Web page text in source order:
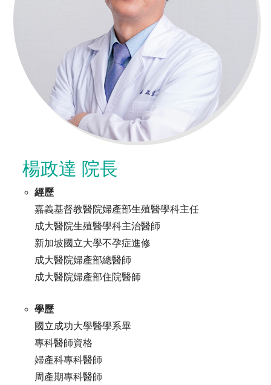
楊政達 院長
經歷
嘉義基督教醫院婦產部生殖醫學科主任
成大醫院生殖醫學科主治醫師
新加坡國立大學不孕症進修
成大醫院婦產部總醫師
成大醫院婦產部住院醫師
學歷
國立成功大學醫學系畢
專科醫師資格
婦產科專科醫師
周產期專科醫師